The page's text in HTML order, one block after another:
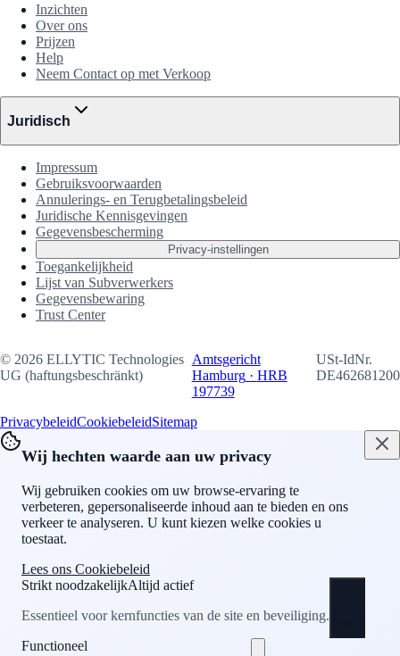
Inzichten
Over ons
Prijzen
Help
Neem Contact op met Verkoop
Juridisch
Impressum
Gebruiksvoorwaarden
Annulerings- en Terugbetalingsbeleid
Juridische Kennisgevingen
Gegevensbescherming
Privacy-instellingen
Toegankelijkheid
Lijst van Subverwerkers
Gegevensbewaring
Trust Center
© 2026 ELLYTIC Technologies
UG (haftungsbeschränkt)
Amtsgericht
Hamburg· HRB
197739
USt-IdNr.
DE462681200
PrivacybeleidCookiebeleidSitemap
Wij hechten waarde aan uw privacy
Wij gebruiken cookies om uw browse-ervaring te
verbeteren, gepersonaliseerde inhoud aan te bieden en ons
verkeer te analyseren. U kunt kiezen welke cookies u
toestaat.
Lees ons Cookiebeleid
Strikt noodzakelijkAltijd actief
Essentieel voor kernfuncties van de site en beveiliging.
Functioneel